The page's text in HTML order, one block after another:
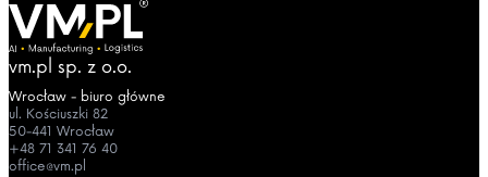
vm.pl sp. z o.o.
Wrocław - biuro główne
ul. Kościuszki 82
50-441 Wrocław
+48 71 341 76 40
office@vm.pl